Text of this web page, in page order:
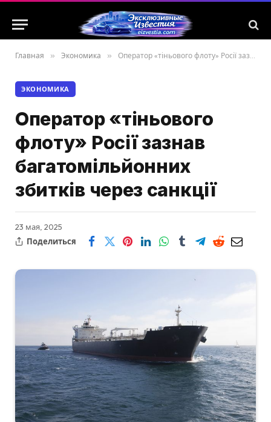
Главная » Экономика » Оператор «тіньового флоту» Росії зазнав багатомільйонних збитків через санкції
ЭКОНОМИКА
Оператор «тіньового
флоту» Росії зазнав
багатомільйонних
збитків через санкції
23 мая, 2025
Поделиться